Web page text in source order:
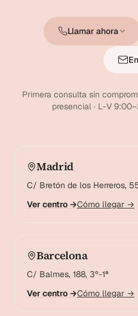
Llamar ahora
Primera consulta sin
presencial · L-V
Madrid
C/ Bretón de los Herreros,
Ver centro →Cómo llegar →
Barcelona
C/ Balmes, 188, 3º-1ª
Ver centro →Cómo llegar →